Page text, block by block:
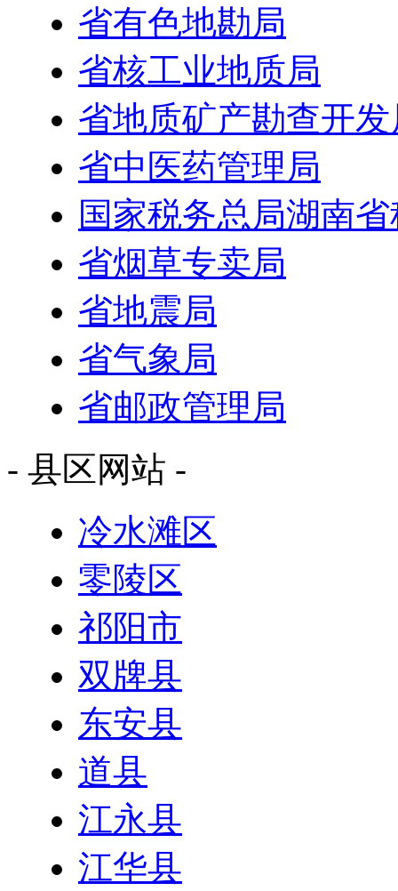
省有色地勘局
省核工业地质局
省地质矿产勘查开发
省中医药管理局
国家税务总局湖南
省烟草专卖局
省地震局
省气象局
省邮政管理局
- 县区网站 -
冷水滩区
零陵区
祁阳市
双牌县
东安县
道县
江永县
江华县